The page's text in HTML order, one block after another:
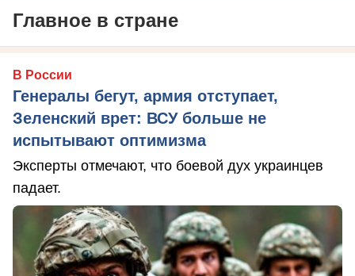
Главное в стране
В России
Генералы бегут, армия отступает,
Зеленский врет: ВСУ больше не
испытывают оптимизма
Эксперты отмечают, что боевой дух украинцев
падает.